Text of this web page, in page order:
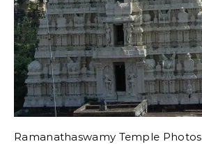
Ramanathaswamy Temple Photos